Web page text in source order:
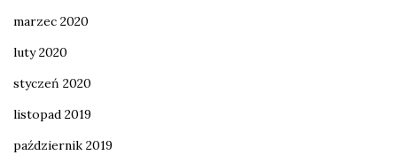
marzec 2020
luty 2020
styczeń 2020
listopad 2019
październik 2019